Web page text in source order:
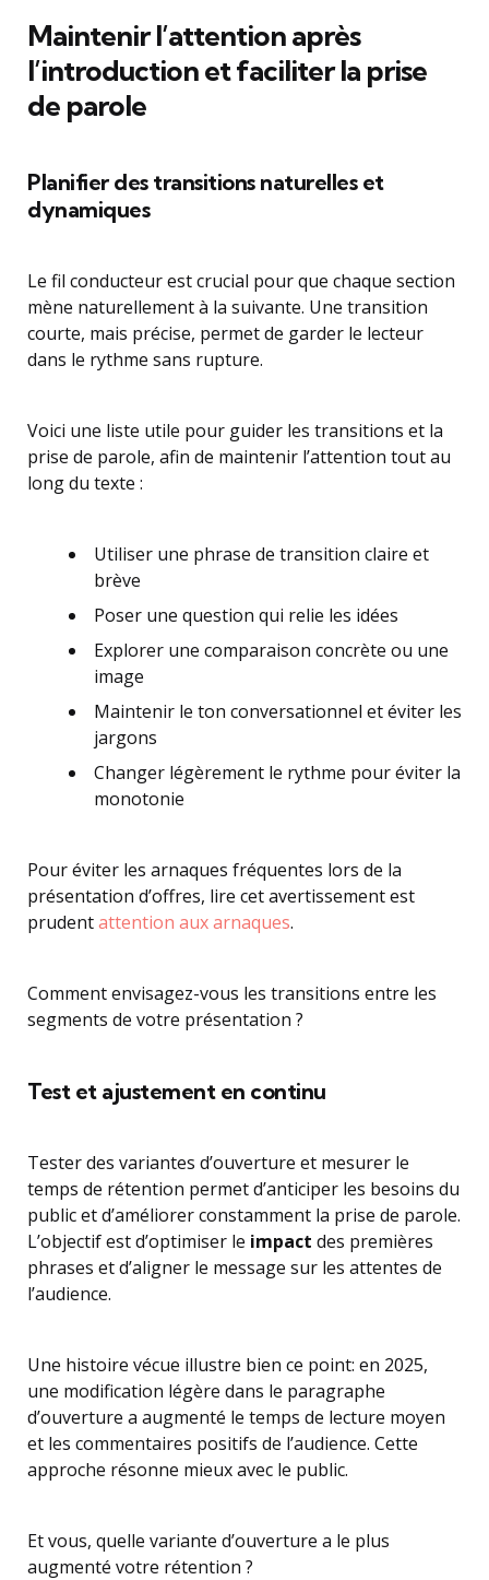
Maintenir l’attention après
l’introduction et faciliter la prise
de parole
Planifier des transitions naturelles et
dynamiques
Le fil conducteur est crucial pour que chaque section
mène naturellement à la suivante. Une transition
courte, mais précise, permet de garder le lecteur
dans le rythme sans rupture.
Voici une liste utile pour guider les transitions et la
prise de parole, afin de maintenir l’attention tout au
long du texte :
Utiliser une phrase de transition claire et
brève
Poser une question qui relie les idées
Explorer une comparaison concrète ou une
image
Maintenir le ton conversationnel et éviter les
jargons
Changer légèrement le rythme pour éviter la
monotonie
Pour éviter les arnaques fréquentes lors de la
présentation d’offres, lire cet avertissement est
prudentattention aux arnaques.
Comment envisagez-vous les transitions entre les
segments de votre présentation ?
Test et ajustement en continu
Tester des variantes d’ouverture et mesurer le
temps de rétention permet d’anticiper les besoins du
public et d’améliorer constamment la prise de parole.
L’objectif est d’optimiser le impact des premières
phrases et d’aligner le message sur les attentes de
l’audience.
Une histoire vécue illustre bien ce point: en 2025,
une modification légère dans le paragraphe
d’ouverture a augmenté le temps de lecture moyen
et les commentaires positifs de l’audience. Cette
approche résonne mieux avec le public.
Et vous, quelle variante d’ouverture a le plus
augmenté votre rétention ?